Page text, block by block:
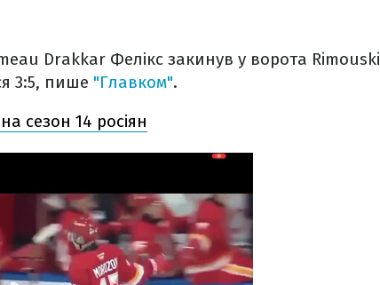
Drakkar Фелікс закинув у ворота Rimouski
3:5, пише "Главком".
сезон 14 росіян